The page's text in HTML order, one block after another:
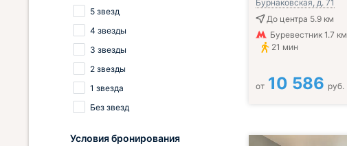
Бурнаковская, д. 71
До центра 5.9 км
Буревестник 1.7 км
21 мин
от 10 586 руб.
5 звезд
4 звезды
3 звезды
2 звезды
1 звезда
Без звезд
Условия бронирования